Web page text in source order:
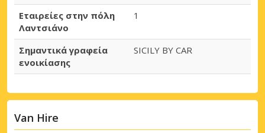
Εταιρείες στην πόλη
Λαντσιάνο
1
Σημαντικά γραφεία
ενοικίασης
SICILY BY CAR
Van Hire